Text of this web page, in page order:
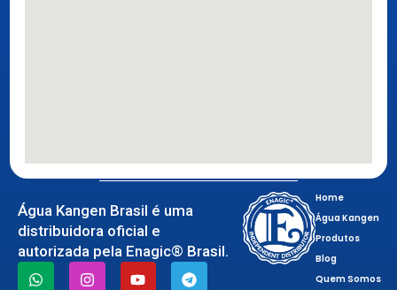
Água Kangen Brasil é uma
distribuidora oficial e
autorizada pela Enagic® Brasil.
Home
Água Kangen
Produtos
Blog
Quem Somos